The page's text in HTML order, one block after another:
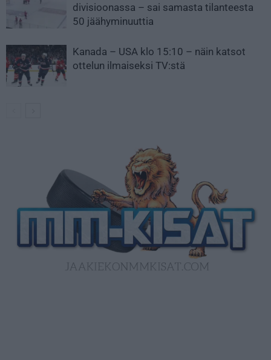
divisioonassa – sai samasta tilanteesta
50 jäähyminuuttia
Kanada – USA klo 15:10 – näin katsot
ottelun ilmaiseksi TV:stä